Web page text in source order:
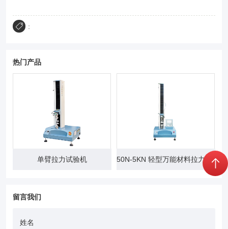
：
热门产品
50N-5KN 轻型万能材料拉力试验机
留言我们
姓名